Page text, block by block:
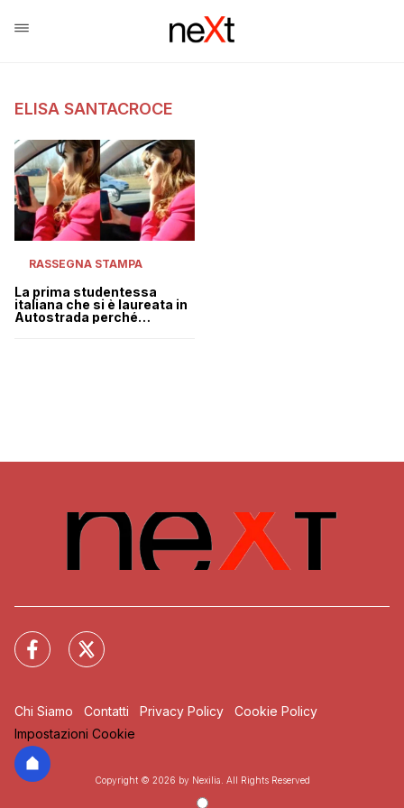
ELISA SANTACROCE
RASSEGNA STAMPA
La prima studentessa
italiana che si è laureata in
Autostrada perché
Chi Siamo Contatti Privacy Policy
Cookie Policy
Impostazioni Cookie
Copyright © 2026 by Nexilia. All Rights Reserved